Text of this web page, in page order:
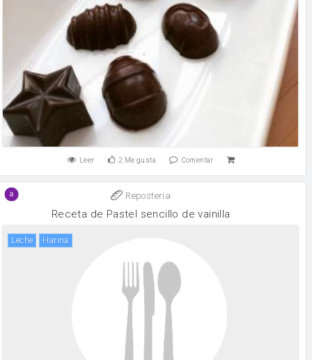
Leer 2 Me gusta Comentar
Reposteria
Receta de Pastel sencillo de vainilla
leche harina